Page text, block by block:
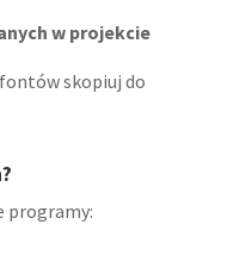
w projekcie
skopiuj do
programy: